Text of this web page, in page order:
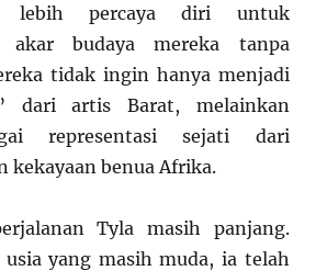
lebih percaya diri untuk
akar budaya mereka tanpa
tidak ingin hanya menjadi
dari artis Barat, melainkan
representasi sejati dari
kekayaan benua Afrika.
Tyla masih panjang.
yang masih muda, ia telah